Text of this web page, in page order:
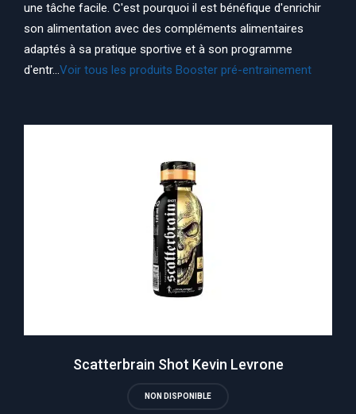
une tâche facile. C'est pourquoi il est bénéfique d'enrichir
son alimentation avec des compléments alimentaires
adaptés à sa pratique sportive et à son programme
d'entr...Voir tous les produits Booster pré-entrainement
Scatterbrain Shot Kevin Levrone
NON DISPONIBLE